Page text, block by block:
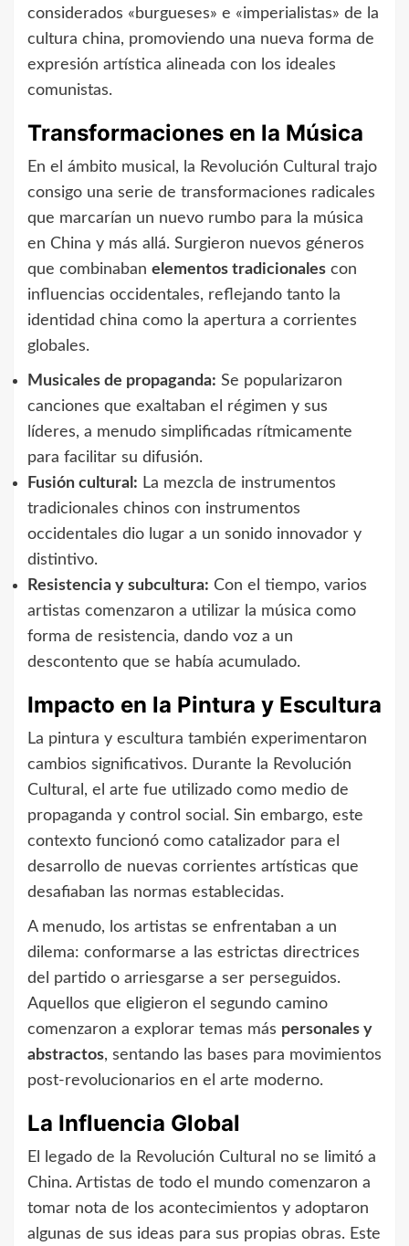
considerados «burgueses» e «imperialistas» de la
cultura china, promoviendo una nueva forma de
expresión artística alineada con los ideales
comunistas.
Transformaciones en la Música
En el ámbito musical, la Revolución Cultural trajo
consigo una serie de transformaciones radicales
que marcarían un nuevo rumbo para la música
en China y más allá. Surgieron nuevos géneros
que combinaban elementos tradicionales con
influencias occidentales, reflejando tanto la
identidad china como la apertura a corrientes
globales.
Musicales de propaganda: Se popularizaron
canciones que exaltaban el régimen y sus
líderes, a menudo simplificadas rítmicamente
para facilitar su difusión.
Fusión cultural: La mezcla de instrumentos
tradicionales chinos con instrumentos
occidentales dio lugar a un sonido innovador y
distintivo.
Resistencia y subcultura: Con el tiempo, varios
artistas comenzaron a utilizar la música como
forma de resistencia, dando voz a un
descontento que se había acumulado.
Impacto en la Pintura y Escultura
La pintura y escultura también experimentaron
cambios significativos. Durante la Revolución
Cultural, el arte fue utilizado como medio de
propaganda y control social. Sin embargo, este
contexto funcionó como catalizador para el
desarrollo de nuevas corrientes artísticas que
desafiaban las normas establecidas.
A menudo, los artistas se enfrentaban a un
dilema: conformarse a las estrictas directrices
del partido o arriesgarse a ser perseguidos.
Aquellos que eligieron el segundo camino
comenzaron a explorar temas más personales y
abstractos, sentando las bases para movimientos
post-revolucionarios en el arte moderno.
La Influencia Global
El legado de la Revolución Cultural no se limitó a
China. Artistas de todo el mundo comenzaron a
tomar nota de los acontecimientos y adoptaron
algunas de sus ideas para sus propias obras. Este